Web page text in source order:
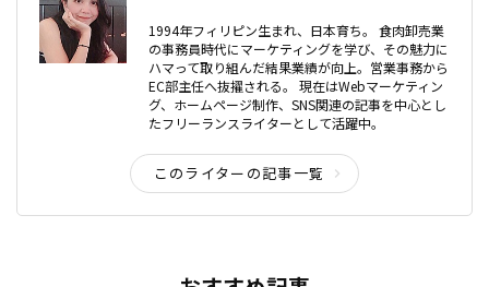
1994年フィリピン生まれ、日本育ち。 食肉卸売業
の事務員時代にマーケティングを学び、その魅力に
ハマって取り組んだ結果業績が向上。営業事務から
EC部主任へ抜擢される。 現在はWebマーケティン
グ、ホームページ制作、SNS関連の記事を中心とし
たフリーランスライターとして活躍中。
このライターの記事一覧